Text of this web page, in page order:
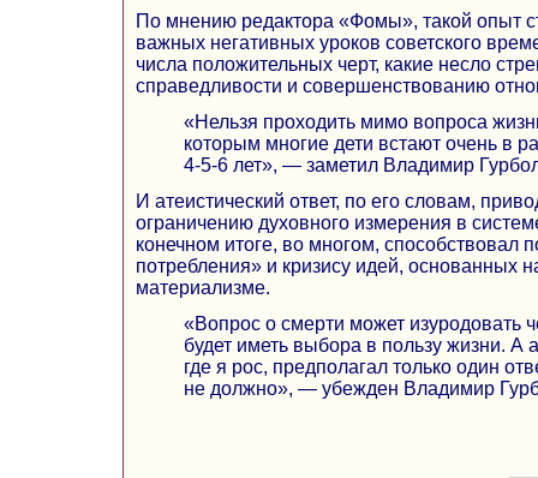
По мнению редактора «Фомы», такой опыт
важных негативных уроков советского
числа положительных черт, какие несло
справедливости и совершенствованию
«Нельзя проходить мимо вопроса
которым многие дети встают очень в
4-5-6 лет», — заметил Владимир
И атеистический ответ, по его словам,
ограничению духовного измерения в
конечном итоге, во многом, способствовал
потребления» и кризису идей, основанных
материализме.
«Вопрос о смерти может изуродовать
будет иметь выбора в пользу жизни. А
где я рос, предполагал только один
не должно», — убежден Владимир